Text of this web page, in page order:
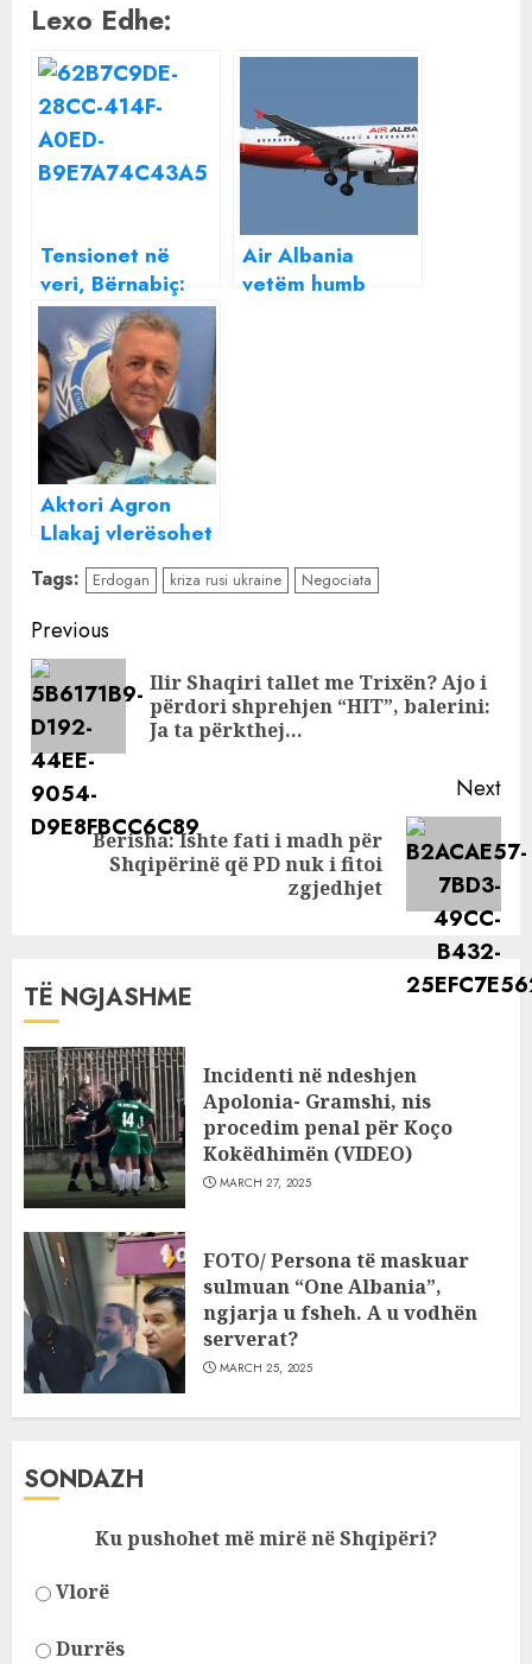
Lexo Edhe:
Tensionet në
veri, Bërnabiç:
Durim! Duhet të
mbrojmë paqen
Air Albania
vetëm humb
Aktori Agron
Llakaj vlerësohet
me titullin
“Ambasador për
Paqen”, dedikimi
i ndjerë
Tags: Erdogan kriza rusi ukraine Negociata
Continue
Reading
Previous
Ilir Shaqiri tallet me Trixën? Ajo i
përdori shprehjen “HIT”, balerini:
Ja ta përkthej…
Next
Berisha: Ishte fati i madh për
Shqipërinë që PD nuk i fitoi
zgjedhjet
TË NGJASHME
Incidenti në ndeshjen
Apolonia- Gramshi, nis
procedim penal për Koço
Kokëdhimën (VIDEO)
MARCH 27, 2025
FOTO/ Persona të maskuar
sulmuan “One Albania”,
ngjarja u fsheh. A u vodhën
serverat?
MARCH 25, 2025
SONDAZH
Ku pushohet më mirë në Shqipëri?
Vlorë
Durrës